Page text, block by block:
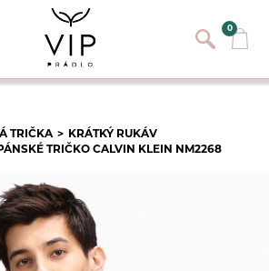
Přihlásit se
zákazníka
?
0
TRIČKA
KRÁTKÝ RUKÁV
PÁNSKÉ TRIČKO CALVIN KLEIN NM2268